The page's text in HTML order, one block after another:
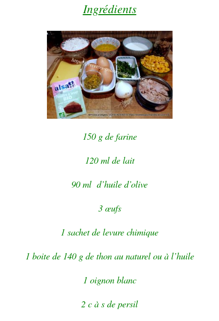
Ingrédients
150 g de farine
120 ml de lait
90 ml d’huile d’olive
3 œufs
1 sachet de levure chimique
1 boite de 140 g de thon au naturel ou à l’huile
1 oignon blanc
2 c à s de persil